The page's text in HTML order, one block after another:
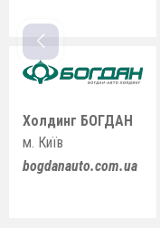
Холдинг БОГДАН
м. Київ
bogdanauto.com.ua